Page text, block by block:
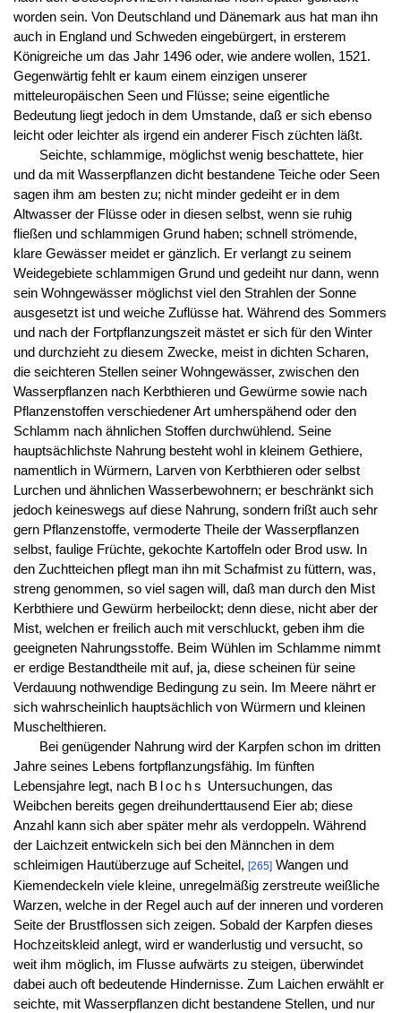
worden sein. Von Deutschland und Dänemark aus hat man ihn
auch in England und Schweden eingebürgert, in ersterem
Königreiche um das Jahr 1496 oder, wie andere wollen, 1521.
Gegenwärtig fehlt er kaum einem einzigen unserer
mitteleuropäischen Seen und Flüsse; seine eigentliche
Bedeutung liegt jedoch in dem Umstande, daß er sich ebenso
leicht oder leichter als irgend ein anderer Fisch züchten läßt.
Seichte, schlammige, möglichst wenig beschattete, hier
und da mit Wasserpflanzen dicht bestandene Teiche oder Seen
sagen ihm am besten zu; nicht minder gedeiht er in dem
Altwasser der Flüsse oder in diesen selbst, wenn sie ruhig
fließen und schlammigen Grund haben; schnell strömende,
klare Gewässer meidet er gänzlich. Er verlangt zu seinem
Weidegebiete schlammigen Grund und gedeiht nur dann, wenn
sein Wohngewässer möglichst viel den Strahlen der Sonne
ausgesetzt ist und weiche Zuflüsse hat. Während des Sommers
und nach der Fortpflanzungszeit mästet er sich für den Winter
und durchzieht zu diesem Zwecke, meist in dichten Scharen,
die seichteren Stellen seiner Wohngewässer, zwischen den
Wasserpflanzen nach Kerbthieren und Gewürme sowie nach
Pflanzenstoffen verschiedener Art umherspähend oder den
Schlamm nach ähnlichen Stoffen durchwühlend. Seine
hauptsächlichste Nahrung besteht wohl in kleinem Gethiere,
namentlich in Würmern, Larven von Kerbthieren oder selbst
Lurchen und ähnlichen Wasserbewohnern; er beschränkt sich
jedoch keineswegs auf diese Nahrung, sondern frißt auch sehr
gern Pflanzenstoffe, vermoderte Theile der Wasserpflanzen
selbst, faulige Früchte, gekochte Kartoffeln oder Brod usw. In
den Zuchtteichen pflegt man ihn mit Schafmist zu füttern, was,
streng genommen, so viel sagen will, daß man durch den Mist
Kerbthiere und Gewürm herbeilockt; denn diese, nicht aber der
Mist, welchen er freilich auch mit verschluckt, geben ihm die
geeigneten Nahrungsstoffe. Beim Wühlen im Schlamme nimmt
er erdige Bestandtheile mit auf, ja, diese scheinen für seine
Verdauung nothwendige Bedingung zu sein. Im Meere nährt er
sich wahrscheinlich hauptsächlich von Würmern und kleinen
Muschelthieren.
Bei genügender Nahrung wird der Karpfen schon im dritten
Jahre seines Lebens fortpflanzungsfähig. Im fünften
Lebensjahre legt, nach Blochs Untersuchungen, das
Weibchen bereits gegen dreihunderttausend Eier ab; diese
Anzahl kann sich aber später mehr als verdoppeln. Während
der Laichzeit entwickeln sich bei den Männchen in dem
schleimigen Hautüberzuge auf Scheitel, [265]Wangen und
Kiemendeckeln viele kleine, unregelmäßig zerstreute weißliche
Warzen, welche in der Regel auch auf der inneren und vorderen
Seite der Brustflossen sich zeigen. Sobald der Karpfen dieses
Hochzeitskleid anlegt, wird er wanderlustig und versucht, so
weit ihm möglich, im Flusse aufwärts zu steigen, überwindet
dabei auch oft bedeutende Hindernisse. Zum Laichen erwählt er
seichte, mit Wasserpflanzen dicht bestandene Stellen, und nur